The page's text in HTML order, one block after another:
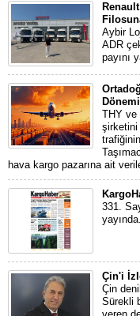
Aybir
ADR
payını
THY ve
şirketini
hava kargo pazarına ait
331.
yayında.
Çin'i
Çin
Sürekli